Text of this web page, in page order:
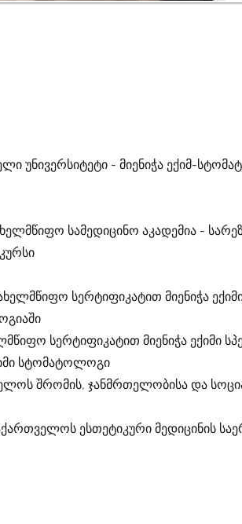
უნივერსიტეტი - მიენიჭა ექიმ-
სამედიცინო აკადემია -
სერტიფიკატით მიენიჭა
სერტიფიკატით მიენიჭა ექიმი
სტომატოლოგი
შრომის, ჯანმრთელობისა და
ესთეტიკური მედიცინის